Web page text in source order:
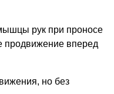
рук при проносе
продвижение вперед
но без